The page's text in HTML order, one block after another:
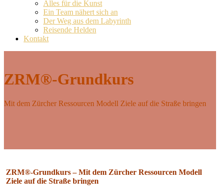
Alles für die Kunst
Ein Team nähert sich an
Der Weg aus dem Labyrinth
Reisende Helden
Kontakt
ZRM®-Grundkurs
Mit dem Zürcher Ressourcen Modell Ziele auf die Straße bringen
ZRM®-Grundkurs –Mit dem Zürcher Ressourcen Modell
Ziele auf die Straße bringen